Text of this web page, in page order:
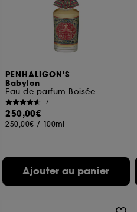
PENHALIGON'S
Babylon
Eau de parfum Boisée
7
250,00€
250,00€ / 100ml
Ajouter au panier